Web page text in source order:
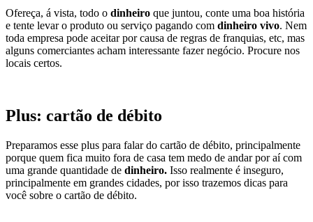
Ofereça, á vista, todo o dinheiro que juntou, conte uma boa história
e tente levar o produto ou serviço pagando com dinheiro vivo. Nem
toda empresa pode aceitar por causa de regras de franquias, etc, mas
alguns comerciantes acham interessante fazer negócio. Procure nos
locais certos.
Plus: cartão de débito
Preparamos esse plus para falar do cartão de débito, principalmente
porque quem fica muito fora de casa tem medo de andar por aí com
uma grande quantidade de dinheiro. Isso realmente é inseguro,
principalmente em grandes cidades, por isso trazemos dicas para
você sobre o cartão de débito.